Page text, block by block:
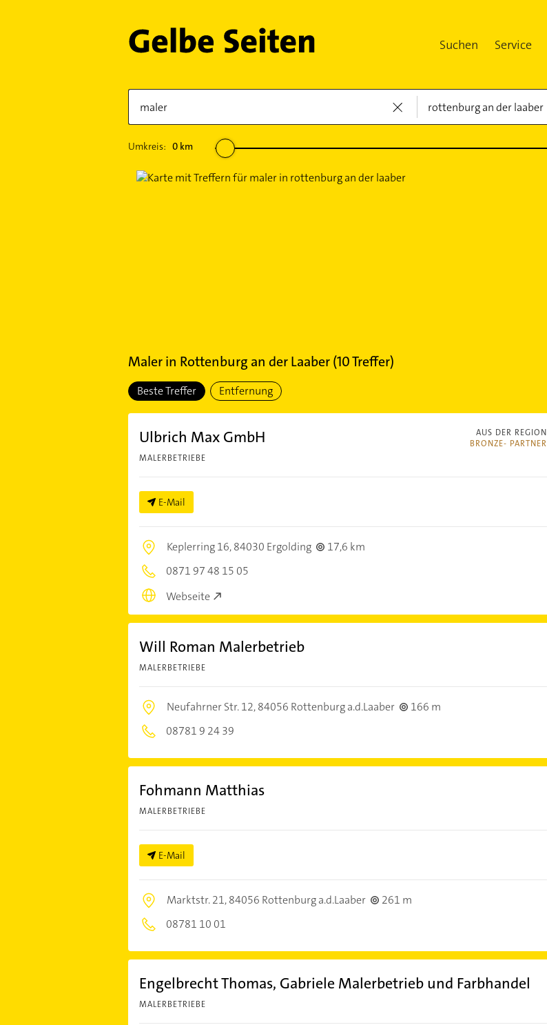
Suchen Service
Umkreis: 0km
Malerin Rottenburg an der Laaber(10Treffer)
Beste Treffer Entfernung
AUS DER REGION
BRONZE- PARTNER
Ulbrich Max GmbH
MALERBETRIEBE
E-Mail
Keplerring 16,84030 Ergolding
17,6 km
0871 97 48 15 05
Webseite
Will Roman Malerbetrieb
MALERBETRIEBE
Neufahrner Str. 12,84056 Rottenburg a.d.Laaber
166 m
08781 9 24 39
Fohmann Matthias
MALERBETRIEBE
E-Mail
Marktstr. 21,84056 Rottenburg a.d.Laaber
261 m
08781 10 01
Engelbrecht Thomas, Gabriele Malerbetrieb und Farbhandel
MALERBETRIEBE